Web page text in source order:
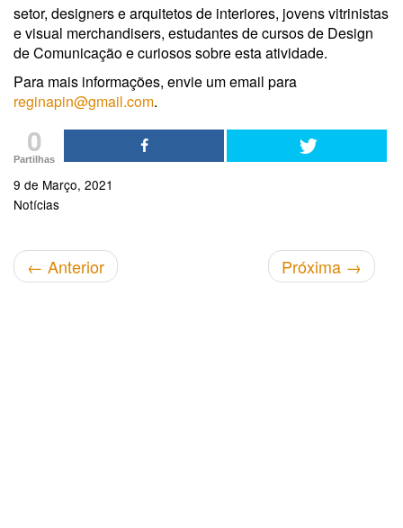
setor, designers e arquitetos de interiores, jovens vitrinistas
e visual merchandisers, estudantes de cursos de Design
de Comunicação e curiosos sobre esta atividade.
Para mais informações, envie um email para
reginapin@gmail.com.
0
Partilhas
9 de Março, 2021
Notícias
← Anterior Próxima →